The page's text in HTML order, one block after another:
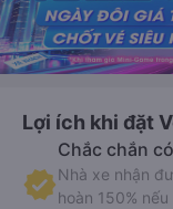
Lợi ích khi đặt
Chắc chắn
Nhà xe nhận
hoàn 150%